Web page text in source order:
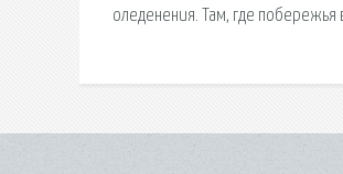
оледенения. Там, где